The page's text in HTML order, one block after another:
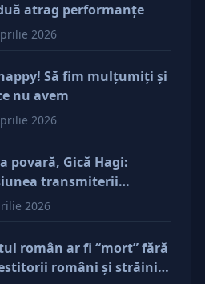
atrag performanţe
2026
Să fim mulţumiţi şi
nu avem
2026
povară, Gică Hagi:
transmiterii
şi a mentalităţii o
vor să-și lase moştenire
2026
român ar fi “mort” fără
români şi străini.